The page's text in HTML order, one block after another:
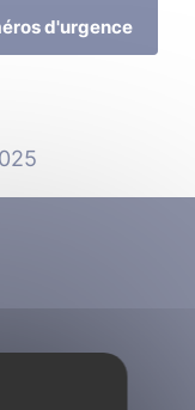
d'urgence